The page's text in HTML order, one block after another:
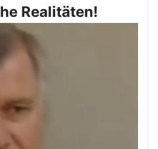
Realitäten!